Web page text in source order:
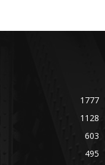
1777
1128
603
495